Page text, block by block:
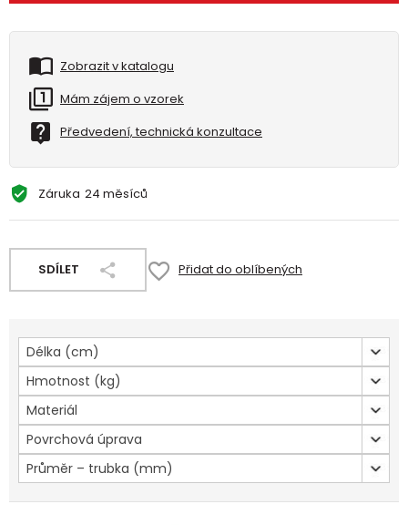
Zobrazit v katalogu
Mám zájem o vzorek
Předvedení, technická konzultace
Záruka 24 měsíců
SDÍLET Přidat do oblíbených
Délka (cm)
Hmotnost (kg)
Materiál
Povrchová úprava
Průměr – trubka (mm)